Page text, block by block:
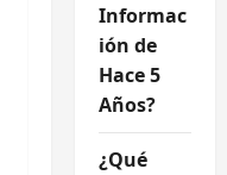
Informac
ión de
Hace 5
Años?
¿Qué